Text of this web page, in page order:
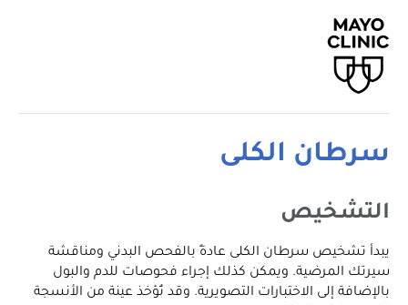
سرطان الكلى
التشخيص
يبدأ تشخيص سرطان الكلى عادةً بالفحص البدني ومناقشة
سيرتك المرضية. ويمكن كذلك إجراء فحوصات للدم والبول
بالإضافة إلى الاختبارات التصويرية. وقد تُؤخذ عينة من الأنسجة